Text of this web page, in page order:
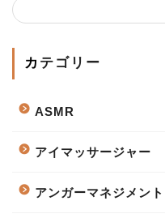
カテゴリー
ASMR
アイマッサージャー
アンガーマネジメント